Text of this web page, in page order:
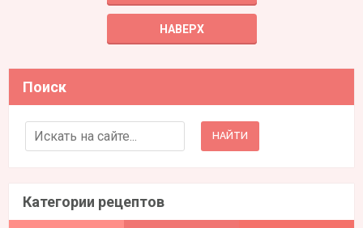
НАВЕРХ
Поиск
Search for:
Категории рецептов